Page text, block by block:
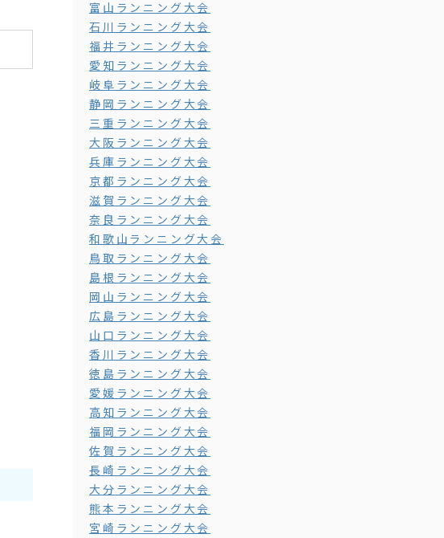
富山ランニング大会
石川ランニング大会
福井ランニング大会
愛知ランニング大会
岐阜ランニング大会
静岡ランニング大会
三重ランニング大会
大阪ランニング大会
兵庫ランニング大会
京都ランニング大会
滋賀ランニング大会
奈良ランニング大会
和歌山ランニング大会
鳥取ランニング大会
島根ランニング大会
岡山ランニング大会
広島ランニング大会
山口ランニング大会
香川ランニング大会
徳島ランニング大会
愛媛ランニング大会
高知ランニング大会
福岡ランニング大会
佐賀ランニング大会
長崎ランニング大会
大分ランニング大会
熊本ランニング大会
宮崎ランニング大会